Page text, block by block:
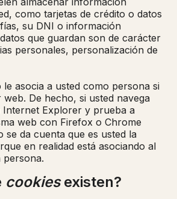
como tarjetas de crédito o datos
su DNI o información
que guardan son de carácter
personales, personalización de
asocia a usted como persona si
De hecho, si usted navega
Internet Explorer y prueba a
web con Firefox o Chrome
se da cuenta que es usted la
en realidad está asociando al
persona.
cookiesexisten?